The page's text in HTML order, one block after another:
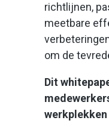
richtlijnen,
meetbare
om de
Dit